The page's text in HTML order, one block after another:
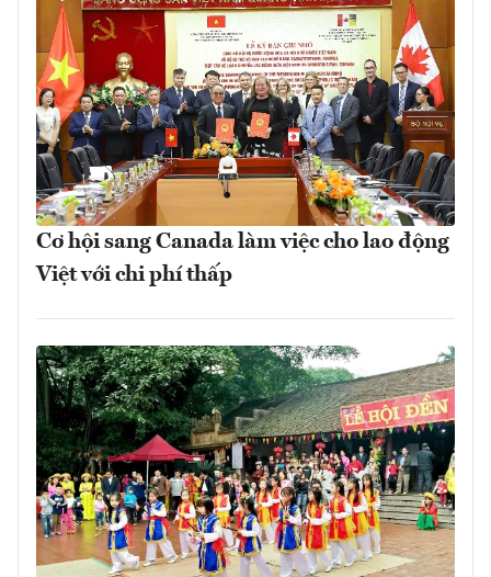
Cơ hội sang Canada làm việc cho lao động
Việt với chi phí thấp